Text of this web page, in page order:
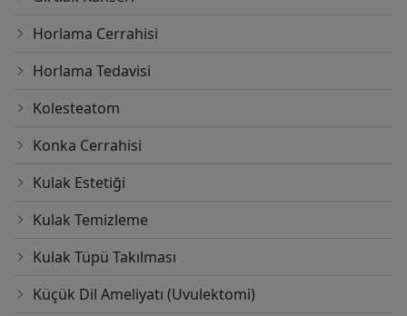
Horlama Cerrahisi
Horlama Tedavisi
Kolesteatom
Konka Cerrahisi
Kulak Estetiği
Kulak Temizleme
Kulak Tüpü Takılması
Küçük Dil Ameliyatı (Uvulektomi)